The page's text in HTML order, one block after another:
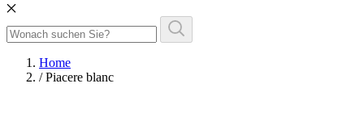
Home
/ Piacere blanc